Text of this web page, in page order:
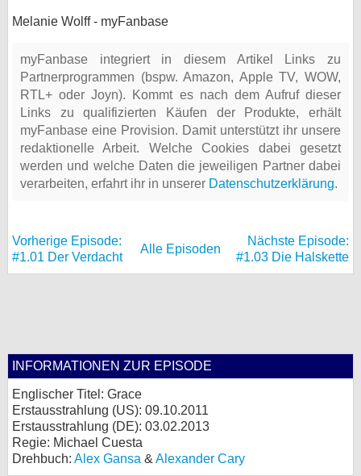
Melanie Wolff - myFanbase
myFanbase integriert in diesem Artikel Links zu
Partnerprogrammen (bspw. Amazon, Apple TV, WOW,
RTL+ oder Joyn). Kommt es nach dem Aufruf dieser
Links zu qualifizierten Käufen der Produkte, erhält
myFanbase eine Provision. Damit unterstützt ihr unsere
redaktionelle Arbeit. Welche Cookies dabei gesetzt
werden und welche Daten die jeweiligen Partner dabei
verarbeiten, erfahrt ihr in unserer Datenschutzerklärung.
Vorherige Episode:
#1.01 Der Verdacht
Alle Episoden
Nächste Episode:
#1.03 Die Halskette
INFORMATIONEN ZUR EPISODE
Englischer Titel: Grace
Erstausstrahlung (US): 09.10.2011
Erstausstrahlung (DE): 03.02.2013
Regie: Michael Cuesta
Drehbuch: Alex Gansa & Alexander Cary